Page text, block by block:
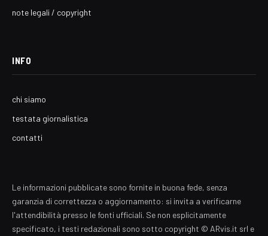
note legali / copyright
INFO
chi siamo
testata giornalistica
contatti
Le informazioni pubblicate sono fornite in buona fede, senza
garanzia di correttezza o aggiornamento: si invita a verificarne
l'attendibilità presso le fonti ufficiali. Se non esplicitamente
specificato, i testi redazionali sono sotto copyright © ARvis.it srl e